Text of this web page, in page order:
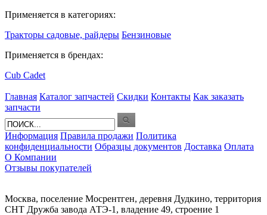
Применяется в категориях:
Тракторы садовые, райдеры Бензиновые
Применяется в брендах:
Cub Cadet
Главная Каталог запчастей Скидки Контакты Как заказать
запчасти
Информация Правила продажи Политика
конфиденциальности Образцы документов Доставка Оплата
О Компании
Отзывы покупателей
Москва, поселение Мосрентген, деревня Дудкино, территория
СНТ Дружба завода АТЭ-1, владение 49, строение 1